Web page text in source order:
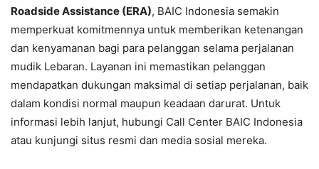
Roadside Assistance (ERA), BAIC Indonesia semakin
memperkuat komitmennya untuk memberikan ketenangan
dan kenyamanan bagi para pelanggan selama perjalanan
mudik Lebaran. Layanan ini memastikan pelanggan
mendapatkan dukungan maksimal di setiap perjalanan, baik
dalam kondisi normal maupun keadaan darurat. Untuk
informasi lebih lanjut, hubungi Call Center BAIC Indonesia
atau kunjungi situs resmi dan media sosial mereka.